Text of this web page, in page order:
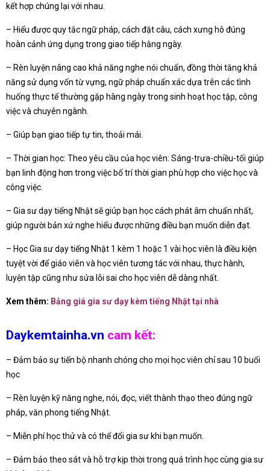
kết hợp chúng lại với nhau.
– Hiểu được quy tắc ngữ pháp, cách đặt câu, cách xưng hô đúng
hoàn cảnh ứng dụng trong giao tiếp hằng ngày.
– Rèn luyện nâng cao khả năng nghe nói chuẩn, đồng thời tăng khả
năng sử dụng vốn từ vựng, ngữ pháp chuẩn xác dựa trên các tình
huống thực tế thường gặp hàng ngày trong sinh hoạt học tập, công
việc và chuyên ngành.
– Giúp bạn giao tiếp tự tin, thoải mái.
– Thời gian học: Theo yêu cầu của học viên: Sáng-trưa-chiều-tối giúp
bạn linh động hơn trong việc bố trí thời gian phù hợp cho việc học và
công việc.
– Gia sư dạy tiếng Nhật sẽ giúp bạn học cách phát âm chuẩn nhất,
giúp người bản xứ nghe hiểu được những điều bạn muốn diễn đạt.
– Học Gia sư dạy tiếng Nhật 1 kèm 1 hoặc 1 vài học viên là điều kiện
tuyệt vời để giáo viên và học viên tương tác với nhau, thực hành,
luyện tập cũng như sửa lỗi sai cho học viên dễ dàng nhất.
Xem thêm: Bảng giá gia sư dạy kèm tiếng Nhật tại nhà
Daykemtainha.vn cam kết:
– Đảm bảo sự tiến bộ nhanh chóng cho mọi học viên chỉ sau 10 buổi
học
– Rèn luyện kỹ năng nghe, nói, đọc, viết thành thạo theo đúng ngữ
pháp, văn phong tiếng Nhật.
– Miễn phí học thử và có thể đổi gia sư khi bạn muốn.
– Đảm bảo theo sát và hỗ trợ kịp thời trong quá trình học cùng gia sư